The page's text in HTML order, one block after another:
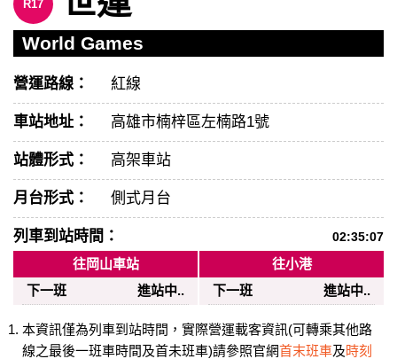
R17
World Games
營運路線： 紅線
車站地址： 高雄市楠梓區左楠路1號
站體形式： 高架車站
月台形式： 側式月台
列車到站時間： 02:35:07
往岡山車站
下一班
進站中..
往小港
下一班
進站中..
本資訊僅為列車到站時間，實際營運載客資訊(可轉乘其他路
線之最後一班車時間及首未班車)請參照官網首末班車及時刻